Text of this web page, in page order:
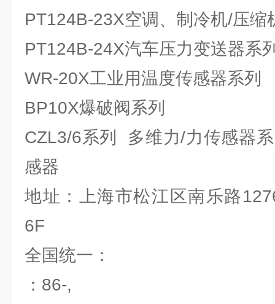
PT124B-23X空调、制冷机/压缩
PT124B-24X汽车压力变送器系
WR-20X工业用温度传感器系列
BP10X爆破阀系列
CZL3/6系列 多维力/力传感器
感器
地址：上海市松江区南乐路
6F
全国统一
：86-,